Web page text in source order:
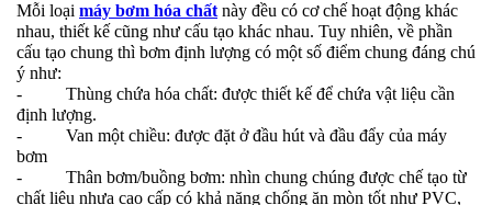
Mỗi loại máy bơm hóa chất này đều có cơ chế hoạt động khác
nhau, thiết kế cũng như cấu tạo khác nhau. Tuy nhiên, về phần
cấu tạo chung thì bơm định lượng có một số điểm chung đáng chú
ý như:
- Thùng chứa hóa chất: được thiết kế để chứa vật liệu cần
định lượng.
- Van một chiều: được đặt ở đầu hút và đầu đẩy của máy
bơm
- Thân bơm/buồng bơm: nhìn chung chúng được chế tạo từ
chất liệu nhựa cao cấp có khả năng chống ăn mòn tốt như PVC,